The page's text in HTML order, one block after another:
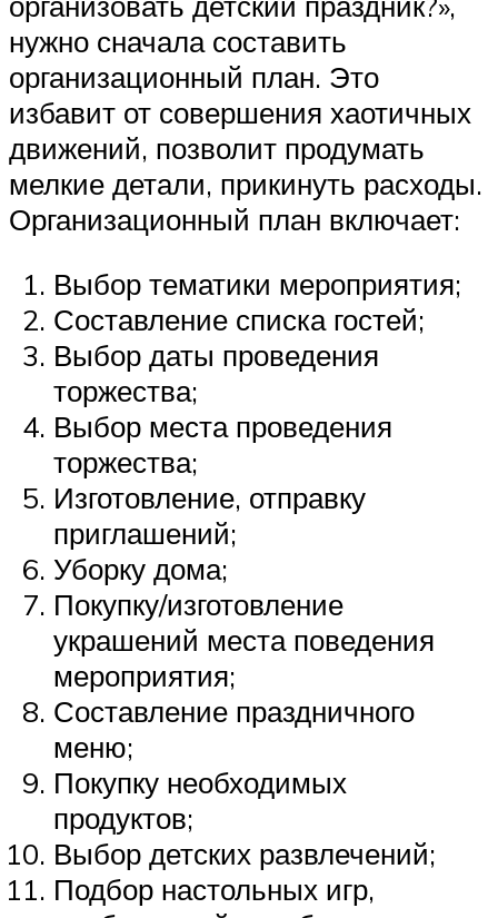
нужно сначала составить
организационный план. Это
избавит от совершения хаотичных
движений, позволит продумать
мелкие детали, прикинуть расходы.
Организационный план включает:
Выбор тематики мероприятия;
Составление списка гостей;
Выбор даты проведения
торжества;
Выбор места проведения
торжества;
Изготовление, отправку
приглашений;
Уборку дома;
Покупку/изготовление
украшений места поведения
мероприятия;
Составление праздничного
меню;
Покупку необходимых
продуктов;
Выбор детских развлечений;
Подбор настольных игр,